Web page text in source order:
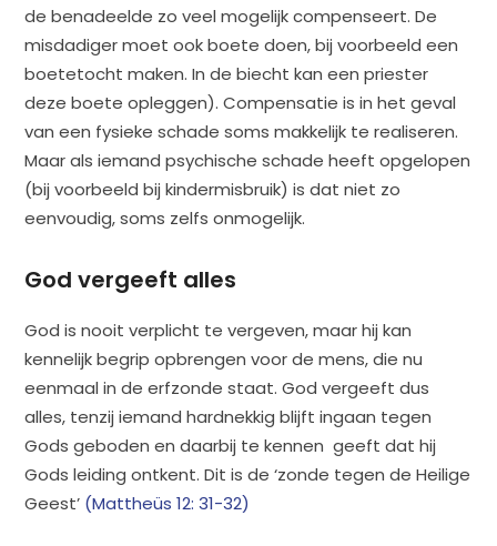
de benadeelde zo veel mogelijk compenseert. De
misdadiger moet ook boete doen, bij voorbeeld een
boetetocht maken. In de biecht kan een priester
deze boete opleggen). Compensatie is in het geval
van een fysieke schade soms makkelijk te realiseren.
Maar als iemand psychische schade heeft opgelopen
(bij voorbeeld bij kindermisbruik) is dat niet zo
eenvoudig, soms zelfs onmogelijk.
God vergeeft alles
God is nooit verplicht te vergeven, maar hij kan
kennelijk begrip opbrengen voor de mens, die nu
eenmaal in de erfzonde staat. God vergeeft dus
alles, tenzij iemand hardnekkig blijft ingaan tegen
Gods geboden en daarbij te kennen geeft dat hij
Gods leiding ontkent. Dit is de ‘zonde tegen de Heilige
Geest’ (Mattheüs 12: 31-32)